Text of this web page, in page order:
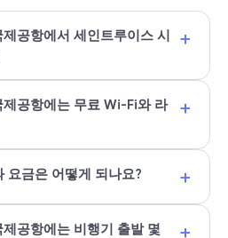
공항에서 세인트루이스 시
+
공항에는 무료 Wi-Fi와 라
+
요금은 어떻게 되나요? +
공항에는 비행기 출발 몇
+